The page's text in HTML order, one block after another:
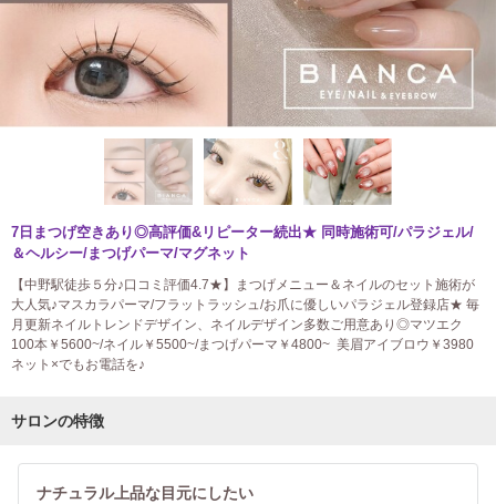
7日まつげ空きあり◎高評価&リピーター続出★ 同時施術可/パラジェル/
＆ヘルシー/まつげパーマ/マグネット
【中野駅徒歩５分♪口コミ評価4.7★】まつげメニュー＆ネイルのセット施術が
大人気♪マスカラパーマ/フラットラッシュ/お爪に優しいパラジェル登録店★ 毎
月更新ネイルトレンドデザイン、ネイルデザイン多数ご用意あり◎マツエク
100本￥5600~/ネイル￥5500~/まつげパーマ￥4800~ 美眉アイブロウ￥3980
ネット×でもお電話を♪
サロンの特徴
ナチュラル上品な目元にしたい